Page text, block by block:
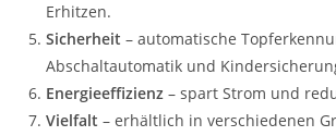
Erhitzen.
Sicherheit – automatische
Abschaltautomatik und
Energieeffizienz – spart Strom und
Vielfalt – erhältlich in verschiedenen